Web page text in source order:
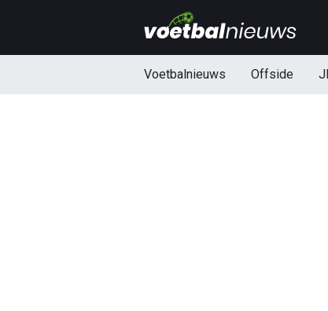
Voetbalnieuws Offside